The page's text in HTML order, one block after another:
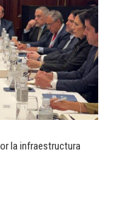
la infraestructura